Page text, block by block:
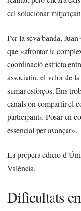
cal solucionar
Per la seva banda,
que «afrontar la
coordinació estricta
associatiu, el valor de
sumar esforços. Ens
canals on compartir el
participants. Posar en
essencial per avançar».
La propera edició
València.
Dificultats